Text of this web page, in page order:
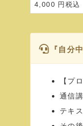
4,000 円税込
『自分
【プ
通信
テキ